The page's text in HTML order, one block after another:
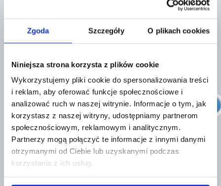
Zgoda Szczegóły O plikach cookies
Niniejsza strona korzysta z plików cookie
Wykorzystujemy pliki cookie do spersonalizowania treści
i reklam, aby oferować funkcje społecznościowe i
analizować ruch w naszej witrynie. Informacje o tym, jak
korzystasz z naszej witryny, udostępniamy partnerom
społecznościowym, reklamowym i analitycznym.
Partnerzy mogą połączyć te informacje z innymi danymi
otrzymanymi od Ciebie lub uzyskanymi podczas
korzystania z ich usług.
przygotować
wniosek tak, aby
ograniczyć
ryzyko braków
formalnych.
✓Wsparcie
przy
działaniach
„Konkretny Mecenas.
Znajdź prawnika
⭐⭐⭐⭐⭐